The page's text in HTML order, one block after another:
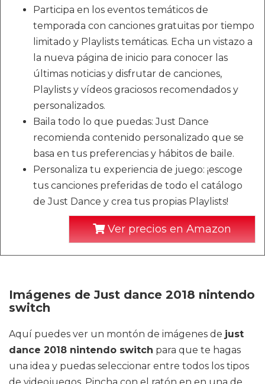
Participa en los eventos temáticos de
temporada con canciones gratuitas por tiempo
limitado y Playlists temáticas. Echa un vistazo a
la nueva página de inicio para conocer las
últimas noticias y disfrutar de canciones,
Playlists y vídeos graciosos recomendados y
personalizados.
Baila todo lo que puedas: Just Dance
recomienda contenido personalizado que se
basa en tus preferencias y hábitos de baile.
Personaliza tu experiencia de juego: ¡escoge
tus canciones preferidas de todo el catálogo
de Just Dance y crea tus propias Playlists!
Ver precios en Amazon
Imágenes de Just dance 2018 nintendo
switch
Aquí puedes ver un montón de imágenes de just
dance 2018 nintendo switch para que te hagas
una idea y puedas seleccionar entre todos los tipos